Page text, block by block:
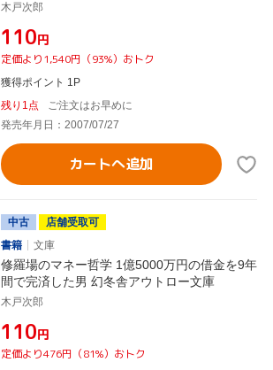
木戸次郎
¥110円
定価より1,540円（93%）おトク
獲得ポイント 1P
残り1点
ご注文はお早めに
発売年月日：2007/07/27
カートへ追加
中古
店舗受取可
書籍
文庫
修羅場のマネー哲学 1億5000万円の借金を9年
間で完済した男 幻冬舎アウトロー文庫
木戸次郎
¥110円
定価より476円（81%）おトク